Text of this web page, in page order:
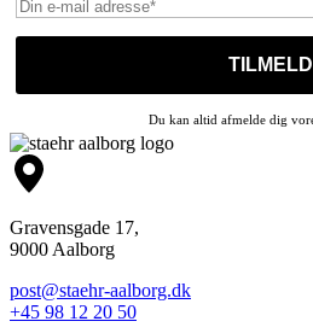
Du kan altid afmelde dig
Gravensgade 17,
9000 Aalborg
post@staehr-aalborg.dk
+45 98 12 20 50